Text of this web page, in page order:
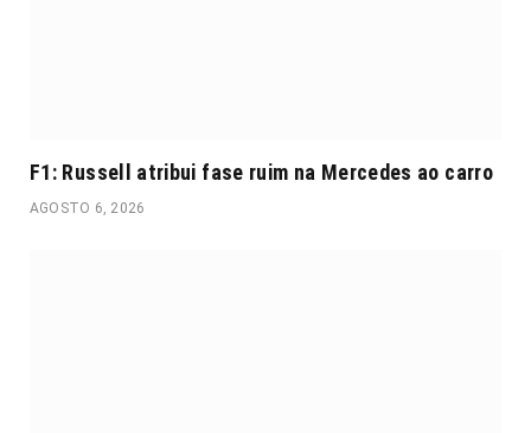
F1: Russell atribui fase ruim na Mercedes ao carro
AGOSTO 6, 2026